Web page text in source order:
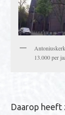
13.000 per
Daarop heeft